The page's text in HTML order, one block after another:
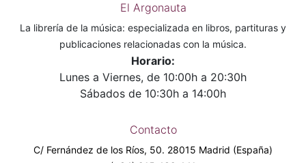
El Argonauta
La librería de la música: especializada en libros, partituras y
publicaciones relacionadas con la música.
Horario:
Lunes a Viernes, de 10:00h a 20:30h
Sábados de 10:30h a 14:00h
Contacto
C/ Fernández de los Ríos, 50. 28015 Madrid (España)